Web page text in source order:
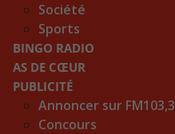
Société
Sports
BINGO RADIO
AS DE CŒUR
PUBLICITÉ
Annoncer sur FM103,3
Concours